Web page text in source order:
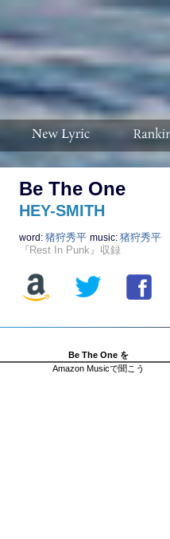
Be The One
HEY-SMITH
word: 猪狩秀平 music: 猪狩秀平
『Rest In Punk』収録
Be The One を
Amazon Musicで聞こう